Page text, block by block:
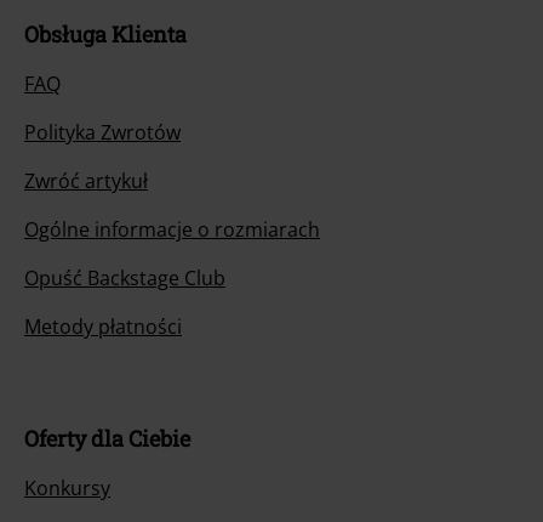
Obsługa Klienta
FAQ
Polityka Zwrotów
Zwróć artykuł
Ogólne informacje o rozmiarach
Opuść Backstage Club
Metody płatności
Oferty dla Ciebie
Konkursy